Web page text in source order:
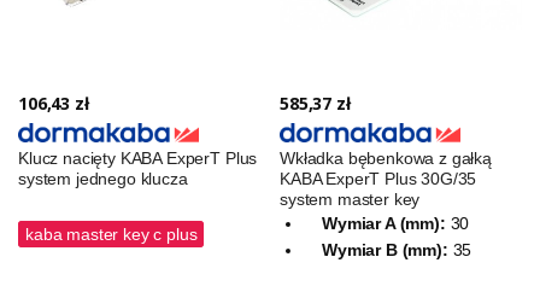
106,43 zł
Klucz nacięty KABA ExperT Plus
system jednego klucza
kaba master key c plus
585,37 zł
Wkładka bębenkowa z gałką
KABA ExperT Plus 30G/35
system master key
Wymiar A (mm): 30
Wymiar B (mm): 35